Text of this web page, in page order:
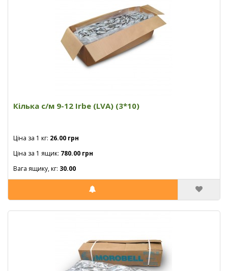
Кілька с/м 9-12 Irbe (LVA) (3*10)
Ціна за 1 кг: 26.00 грн
Ціна за 1 ящик: 780.00 грн
Вага ящику, кг: 30.00